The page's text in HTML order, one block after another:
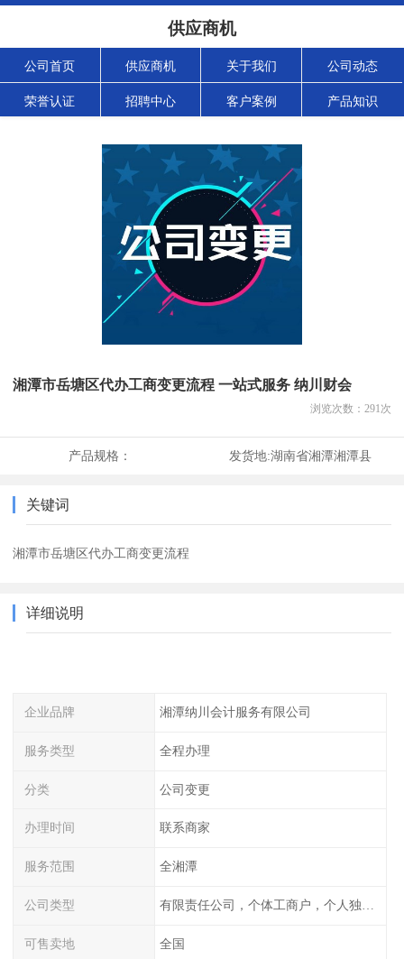
供应商机
公司首页 供应商机 关于我们 公司动态
荣誉认证 招聘中心 客户案例 产品知识
湘潭市岳塘区代办工商变更流程 一站式服务 纳川财会
浏览次数： 291次
产品规格： 发货地:湖南省湘潭湘潭县
关键词
湘潭市岳塘区代办工商变更流程
详细说明
企业品牌 湘潭纳川会计服务有限公司
服务类型 全程办理
分类 公司变更
办理时间 联系商家
服务范围 全湘潭
公司类型
可售卖地 全国